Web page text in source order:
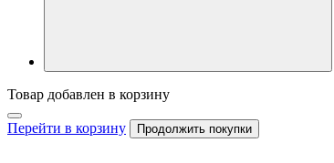
Товар добавлен в корзину
Перейти в корзину Продолжить покупки